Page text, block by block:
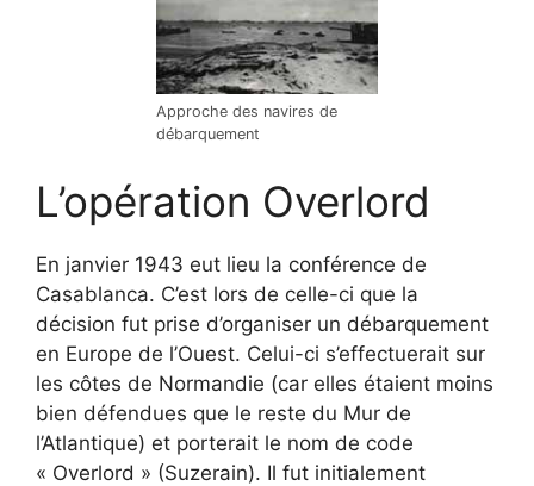
Approche des navires de
débarquement
L’opération Overlord
En janvier 1943 eut lieu la conférence de
Casablanca. C’est lors de celle-ci que la
décision fut prise d’organiser un débarquement
en Europe de l’Ouest. Celui-ci s’effectuerait sur
les côtes de Normandie (car elles étaient moins
bien défendues que le reste du Mur de
l’Atlantique) et porterait le nom de code
« Overlord » (Suzerain). Il fut initialement